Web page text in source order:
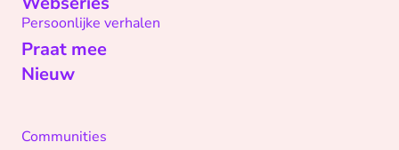
Persoonlijke verhalen
Praat mee
Nieuw
Communities